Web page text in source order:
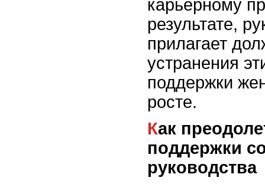
карьерному
результате,
прилагает
устранения
поддержки
росте.
Как преодолеть недостаток
поддержки
руководства